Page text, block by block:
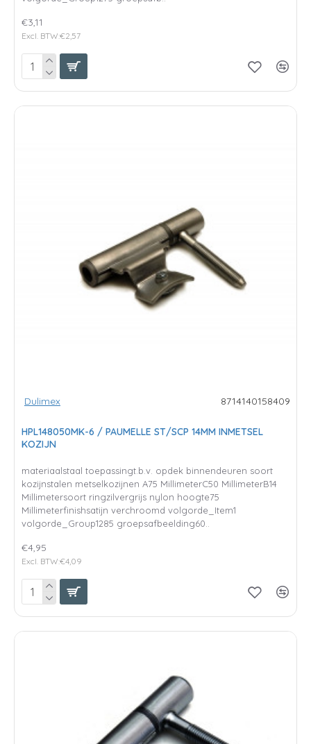
€3,11
Excl. BTW:€2,57
Dulimex 8714140158409
HPL148050MK-6 / PAUMELLE ST/SCP 14MM INMETSEL
KOZIJN
materiaalstaal toepassingt.b.v. opdek binnendeuren soort
kozijnstalen metselkozijnen A75 MillimeterC50 MillimeterB14
Millimetersoort ringzilvergrijs nylon hoogte75
Millimeterfinishsatijn verchroomd volgorde_Item1
volgorde_Group1285 groepsafbeelding60..
€4,95
Excl. BTW:€4,09